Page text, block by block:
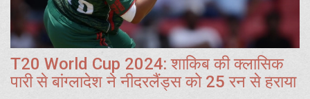
T20 World Cup 2024: शाकिब की क्लासिक
पारी से बांग्लादेश ने नीदरलैंड्स को 25 रन से हराया